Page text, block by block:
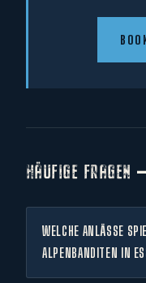
HÄUFIGE FRAGEN
WELCHE ANLÄSSE
ALPENBANDITEN IN